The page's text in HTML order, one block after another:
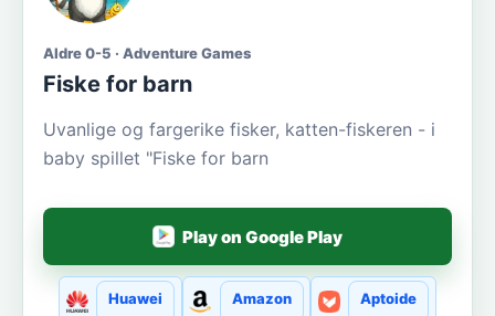
Aldre 0-5 · Adventure Games
Fiske for barn
Uvanlige og fargerike fisker, katten-fiskeren - i
baby spillet "Fiske for barn
Play on Google Play
Huawei Amazon Aptoide